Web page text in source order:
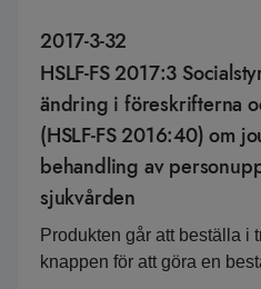
2017-3-32
HSLF-FS 2017:3
ändring i föreskrifterna
(HSLF-FS 2016:40) om
behandling av
sjukvården
Produkten går att beställa i
knappen för att göra en